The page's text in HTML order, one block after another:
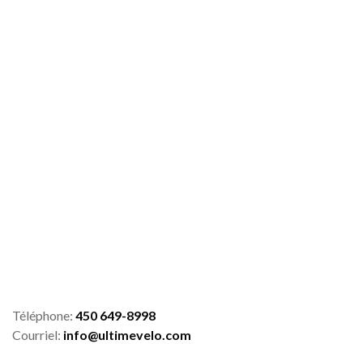
Téléphone: 450 649-8998
Courriel: info@ultimevelo.com